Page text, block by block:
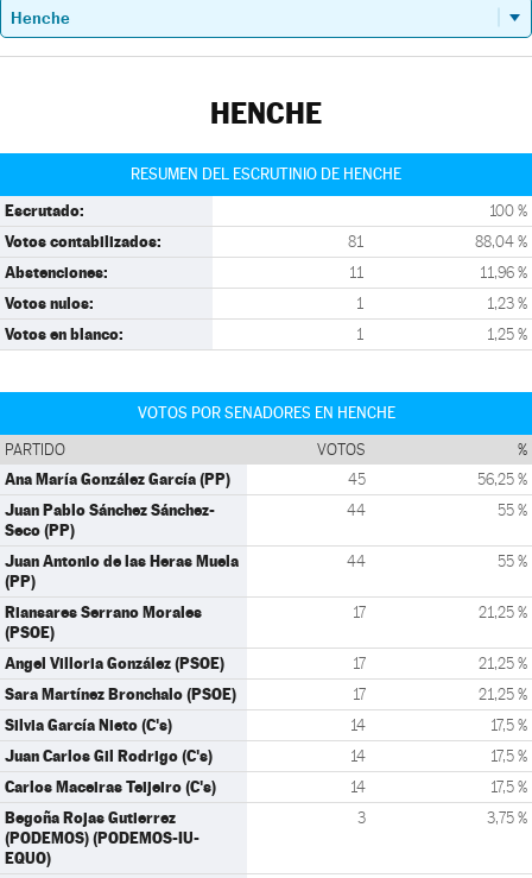
HENCHE
RESUMEN DEL ESCRUTINIO DE HENCHE
Escrutado: 100 %
Votos contabilizados: 81 88,04 %
Abstenciones: 11 11,96 %
Votos nulos: 1 1,23 %
Votos en blanco: 1 1,25 %
VOTOS POR SENADORES EN HENCHE
PARTIDO VOTOS %
Ana María González García (PP) 45 56,25 %
Juan Pablo Sánchez Sánchez-
Seco (PP)
44 55 %
Juan Antonio de las Heras Muela
(PP)
44 55 %
Riansares Serrano Morales
(PSOE)
17 21,25 %
Angel Villoria González (PSOE) 17 21,25 %
Sara Martínez Bronchalo (PSOE) 17 21,25 %
Silvia García Nieto (C's) 14 17,5 %
Juan Carlos Gil Rodrigo (C's) 14 17,5 %
Carlos Maceiras Teijeiro (C's) 14 17,5 %
Begoña Rojas Gutierrez
(PODEMOS) (PODEMOS-IU-
EQUO)
3 3,75 %